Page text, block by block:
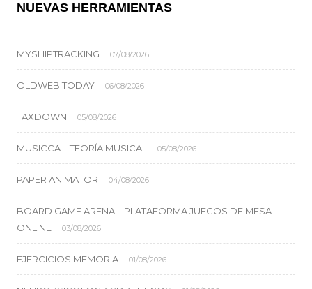
NUEVAS HERRAMIENTAS
MYSHIPTRACKING 07/08/2026
OLDWEB.TODAY 06/08/2026
TAXDOWN 05/08/2026
MUSICCA – TEORÍA MUSICAL 05/08/2026
PAPER ANIMATOR 04/08/2026
BOARD GAME ARENA – PLATAFORMA JUEGOS DE MESA
ONLINE
03/08/2026
EJERCICIOS MEMORIA 01/08/2026